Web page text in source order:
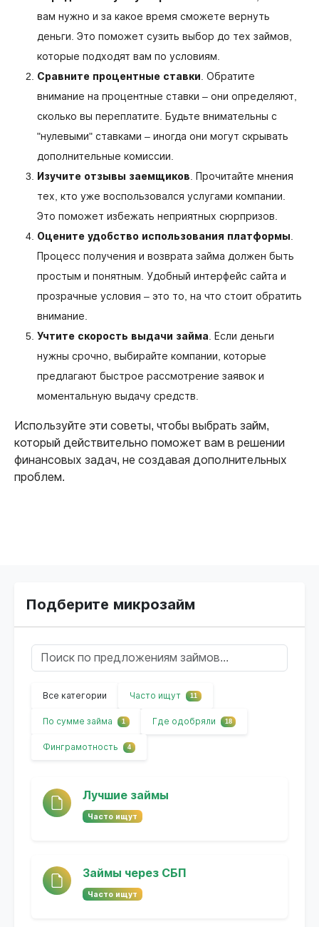
вам нужно и за какое время сможете вернуть
деньги. Это поможет сузить выбор до тех займов,
которые подходят вам по условиям.
Сравните процентные ставки . Обратите
внимание на процентные ставки – они определяют,
сколько вы переплатите. Будьте внимательны с
"нулевыми" ставками – иногда они могут скрывать
дополнительные комиссии.
Изучите отзывы заемщиков . Прочитайте мнения
тех, кто уже воспользовался услугами компании.
Это поможет избежать неприятных сюрпризов.
Оцените удобство использования платформы
Процесс получения и возврата займа должен быть
простым и понятным. Удобный интерфейс сайта и
прозрачные условия – это то, на что стоит обратить
внимание.
Учтите скорость выдачи займа . Если деньги
нужны срочно, выбирайте компании, которые
предлагают быстрое рассмотрение заявок и
моментальную выдачу средств.
Используйте эти советы, чтобы выбрать займ,
который действительно поможет вам в решении
финансовых задач, не создавая дополнительных
проблем.
Подберите микрозайм
Все категории Часто ищут 11
По сумме займа 1 Где одобряли 18
Финграмотность 4
Лучшие займы
Часто ищут
Займы через СБП
Часто ищут